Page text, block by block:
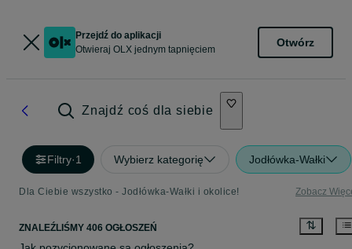
Przejdź do aplikacji
Otwieraj OLX jednym tapnięciem
Otwórz
Znajdź coś dla siebie
Filtry·1 Wybierz kategorię Jodłówka-Wałki
Dla Ciebie wszystko - Jodłówka-Wałki i okolice! Zobacz
ZNALEŹLIŚMY 406 OGŁOSZEŃ